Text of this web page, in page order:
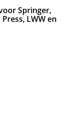
Springer,
LWW en